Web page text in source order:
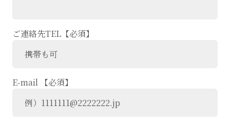
ご連絡先TEL【必須】
E-mail 【必須】